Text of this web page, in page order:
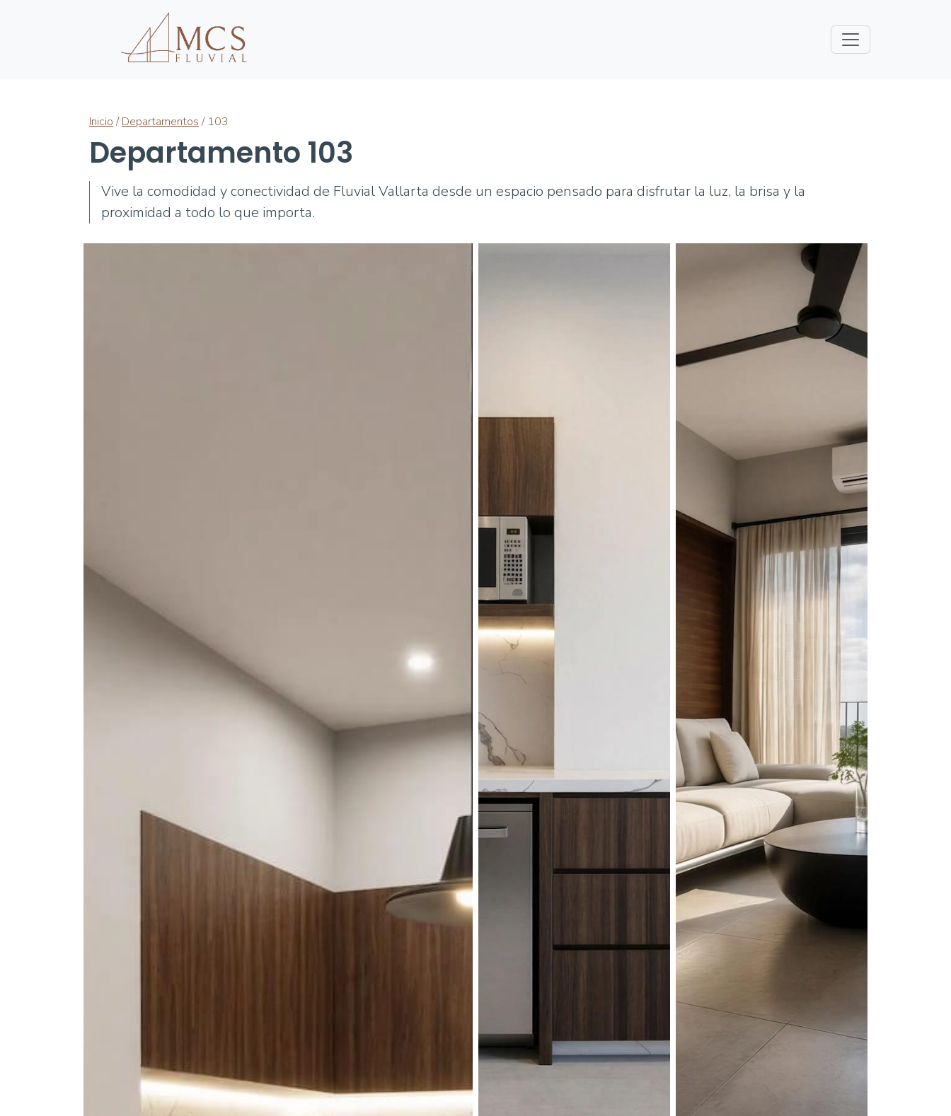
Inicio/Departamentos/ 103
Departamento 103
Vive la comodidad y conectividad de Fluvial Vallarta desde un espacio pensado para disfrutar la luz, la brisa y la
proximidad a todo lo que importa.